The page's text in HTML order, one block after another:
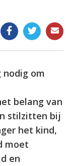
nodig om
belang van
stilzitten bij
het kind,
moet
en